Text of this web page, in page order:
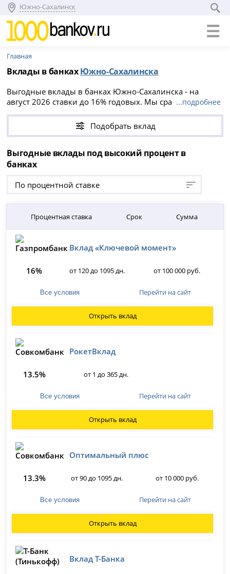
Южно-Сахалинск
Главная
Вклады в банкахЮжно-Сахалинска
Выгодные вклады в банках Южно-Сахалинска - на
август 2026 ставки до 16% годовых. Мы сравнили
условия всех вкладов в Южно-Сахалинске, вы можете
положить деньги на срок от 1 до 5760 дней,
минимальная сумма вклада от 1 000 ₽.
...подробнее
Подобрать вклад
Выгодные вклады под высокий процент в
банках
По процентной ставке
Процентная ставка Срок Сумма
Вклад «Ключевой момент»
16% от 120 до 1095 дн. от 100 000 руб.
Все условия Перейти на сайт
Открыть вклад
РокетВклад
13.5% от 1 до 365 дн.
Все условия Перейти на сайт
Открыть вклад
Оптимальный плюс
13.3% от 90 до 1095 дн. от 10 000 руб.
Все условия Перейти на сайт
Открыть вклад
Вклад Т-Банка